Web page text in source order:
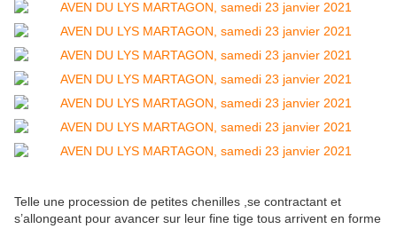
Telle une procession de petites chenilles ,se contractant et
s’allongeant pour avancer sur leur fine tige tous arrivent en forme